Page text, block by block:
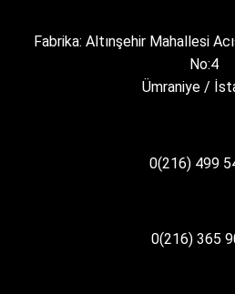
Fabrika: Altınşehir Mahallesi
No:4
Ümraniye /
0(216) 499
0(216) 365